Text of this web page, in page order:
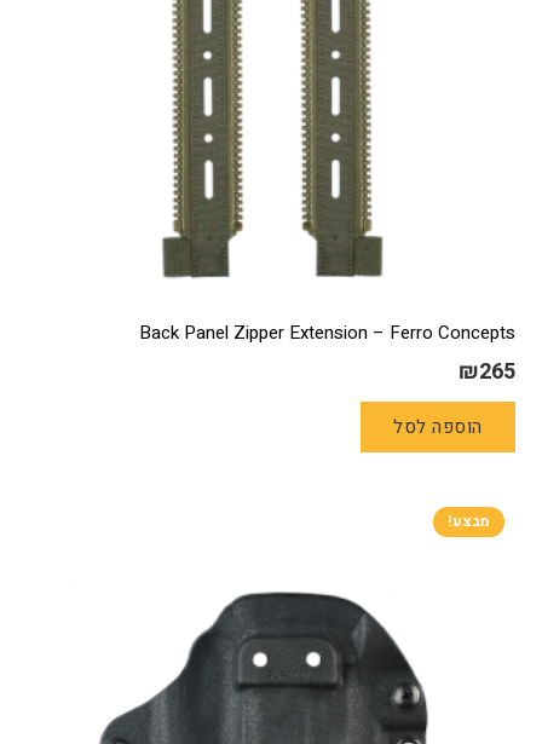
Back Panel Zipper Extension – Ferro Concepts
₪265
הוספה לסל
מבצע!